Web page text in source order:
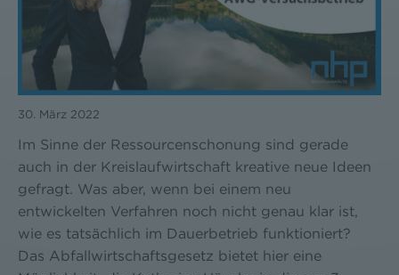
30. März 2022
Im Sinne der Ressourcenschonung sind gerade
auch in der Kreislaufwirtschaft kreative neue Ideen
gefragt. Was aber, wenn bei einem neu
entwickelten Verfahren noch nicht genau klar ist,
wie es tatsächlich im Dauerbetrieb funktioniert?
Das Abfallwirtschaftsgesetz bietet hier eine